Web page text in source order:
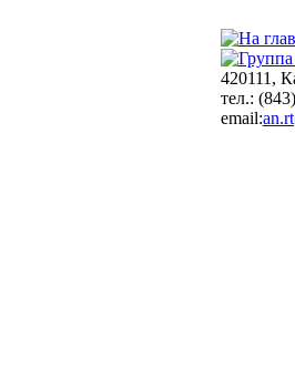
420111,
тел.:
email: